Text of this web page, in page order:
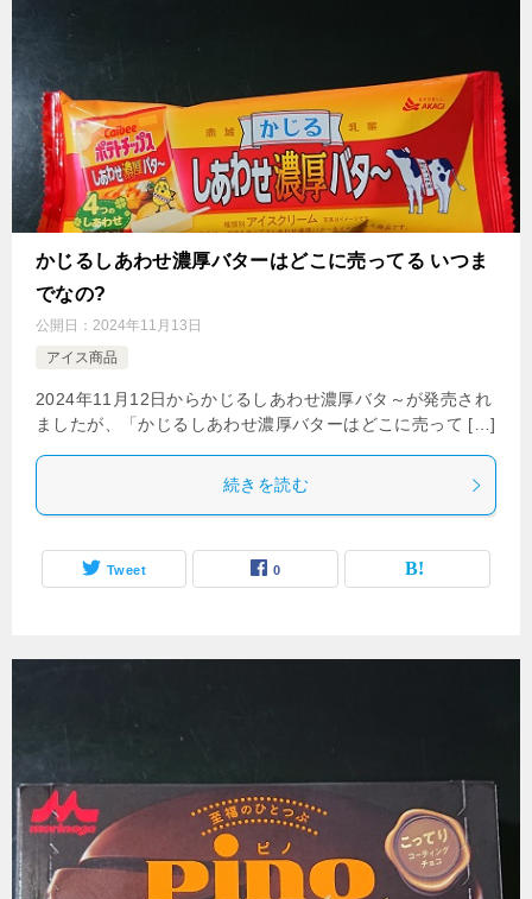
かじるしあわせ濃厚バターはどこに売ってる いつま
でなの?
公開日： 2024年11月13日
アイス商品
2024年11月12日からかじるしあわせ濃厚バタ～が発売され
ましたが、「かじるしあわせ濃厚バターはどこに売って […]
続きを読む
Tweet 0